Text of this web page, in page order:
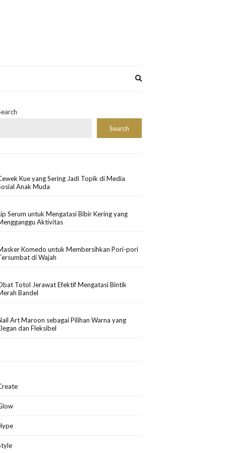
Search
Kue yang Sering Jadi Topik di Media
Anak Muda
Serum untuk Mengatasi Bibir Kering yang
Aktivitas
Komedo untuk Membersihkan Pori-pori
di Wajah
Totol Jerawat Efektif Mengatasi Bintik
Bandel
Art Maroon sebagai Pilihan Warna yang
dan Fleksibel